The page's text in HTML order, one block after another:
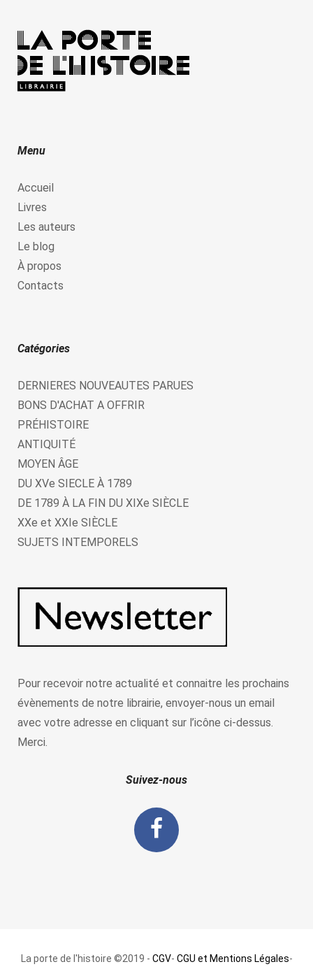
Menu
Accueil
Livres
Les auteurs
Le blog
À propos
Contacts
Catégories
DERNIERES NOUVEAUTES PARUES
BONS D'ACHAT A OFFRIR
PRÉHISTOIRE
ANTIQUITÉ
MOYEN ÂGE
DU XVe SIECLE À 1789
DE 1789 À LA FIN DU XIXe SIÈCLE
XXe et XXIe SIÈCLE
SUJETS INTEMPORELS
Pour recevoir notre actualité et connaitre les prochains
évènements de notre librairie, envoyer-nous un email
avec votre adresse en cliquant sur l’icône ci-dessus.
Merci.
Suivez-nous
La porte de l'histoire ©2019 - CGV- CGU et Mentions Légales-